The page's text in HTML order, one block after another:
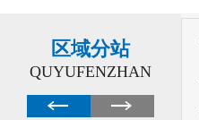
区域分站
QUYUFENZHAN